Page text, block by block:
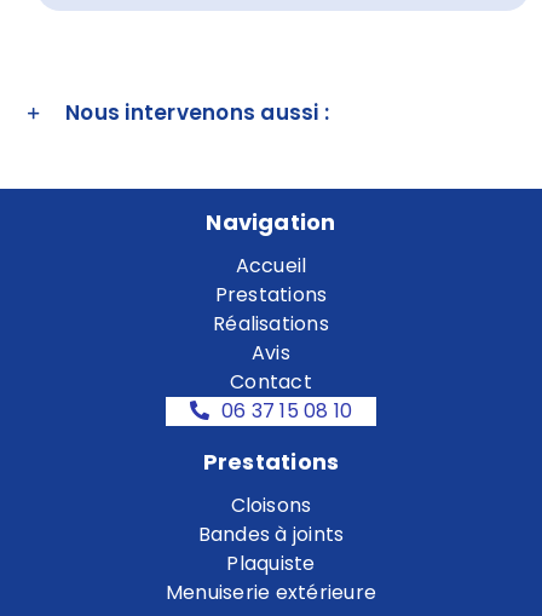
Nous intervenons aussi :
Navigation
Accueil
Prestations
Réalisations
Avis
Contact
06 37 15 08 10
Prestations
Cloisons
Bandes à joints
Plaquiste
Menuiserie extérieure